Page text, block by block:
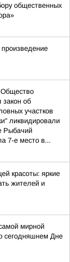
общественных
об
участков
ликвидировали
Рыбачий
7-е место в...
красоты: яркие
жителей и
мирной
сегодняшнем Дне